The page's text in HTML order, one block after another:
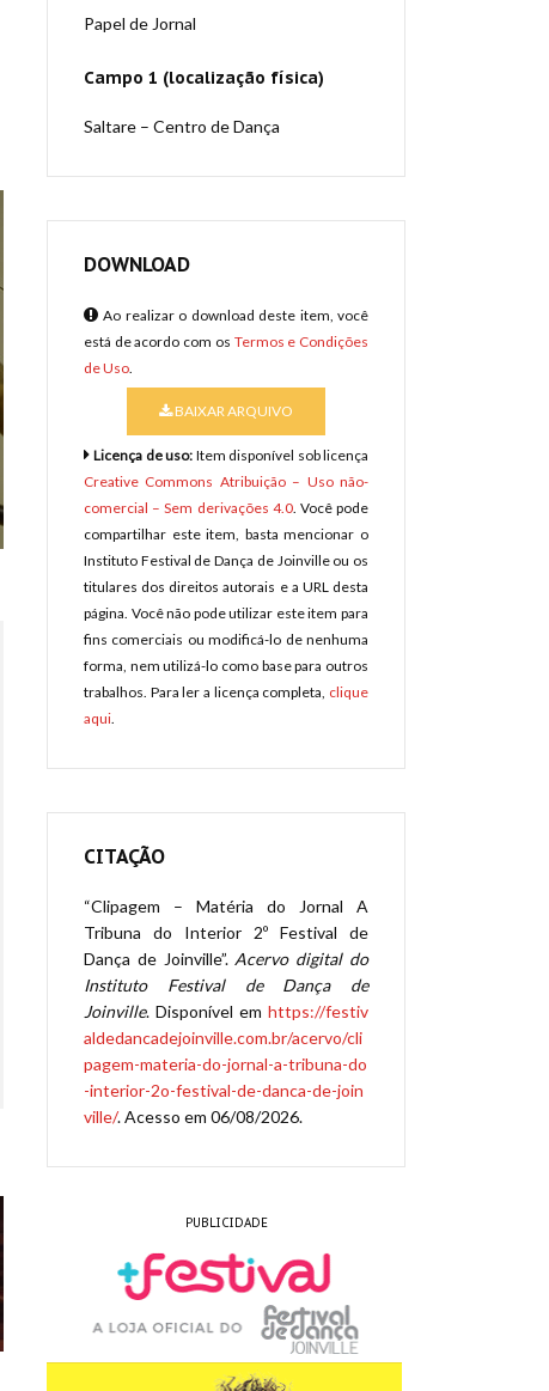
Papel de Jornal
Campo 1 (localização física)
Saltare – Centro de Dança
DOWNLOAD
Ao realizar o download deste item, você
está de acordo com os Termos e Condições
de Uso.
BAIXAR ARQUIVO
Licença de uso: Item disponível sob licença
Creative Commons Atribuição – Uso não-
comercial – Sem derivações 4.0. Você pode
compartilhar este item, basta mencionar o
Instituto Festival de Dança de Joinville ou os
titulares dos direitos autorais e a URL desta
página. Você não pode utilizar este item para
fins comerciais ou modificá-lo de nenhuma
forma, nem utilizá-lo como base para outros
trabalhos. Para ler a licença completa, clique
aqui.
CITAÇÃO
“Clipagem – Matéria do Jornal A
Tribuna do Interior 2º Festival de
Dança de Joinville”. Acervo digital do
Instituto Festival de Dança de
Joinville. Disponível em https://festiv
aldedancadejoinville.com.br/acervo/cli
pagem-materia-do-jornal-a-tribuna-do
-interior-2o-festival-de-danca-de-join
ville/. Acesso em 06/08/2026.
PUBLICIDADE